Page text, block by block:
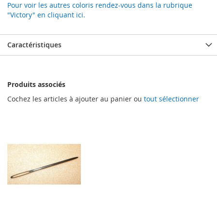
Pour voir les autres coloris rendez-vous dans la rubrique
"Victory" en cliquant ici.
Caractéristiques
Produits associés
Cochez les articles à ajouter au panier ou tout sélectionner